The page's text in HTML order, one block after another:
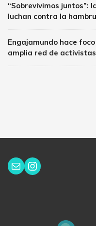
“Sobrevivimos juntos”:
luchan contra la
Engajamundo hace
amplia red de
Correo electrónico
Instagram